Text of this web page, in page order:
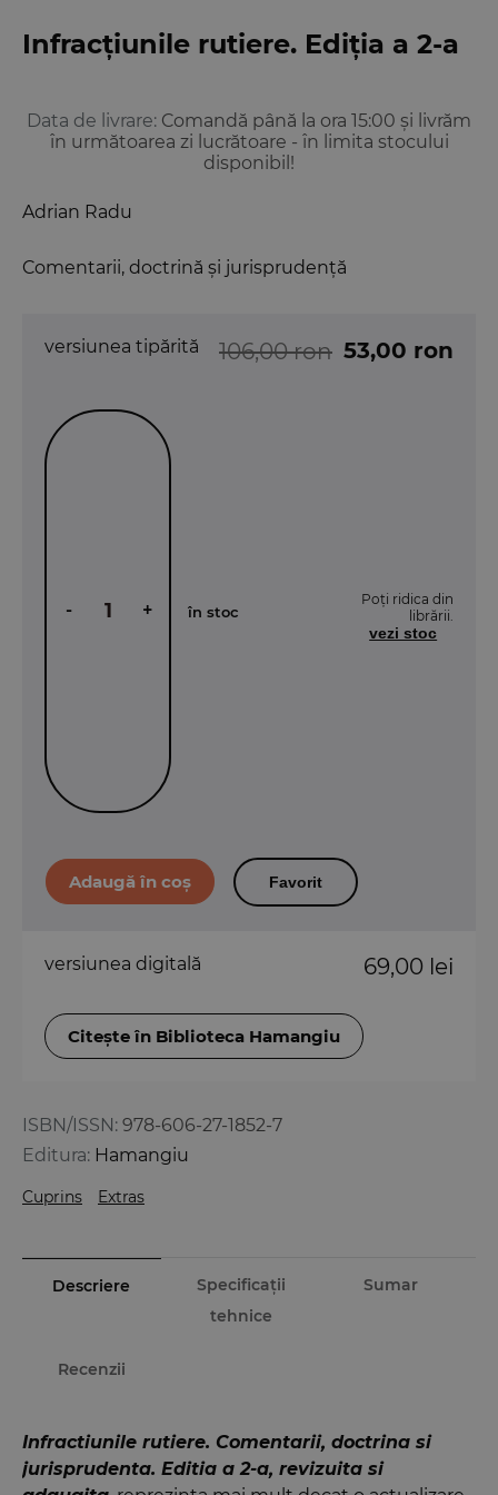
Infracțiunile rutiere. Ediția a 2-a
Comentarii, doctrină și jurisprudență
Adrian Radu
ISBN/ISSN: 978-606-27-1852-7
Editura: Hamangiu
Data de livrare: Comandă până la ora 15:00 și livrăm
în următoarea zi lucrătoare - în limita stocului
disponibil!
Cuprins Extras
versiunea tipărită 106,00 ron 53,00 ron
- + în stoc
Poți ridica din
librării.
vezi stoc
Favorit
versiunea digitală 69,00 lei
Citește în Biblioteca Hamangiu
Descriere
Specificații
tehnice
Sumar
Recenzii
Infractiunile rutiere. Comentarii, doctrina si
jurisprudenta. Editia a 2-a, revizuita si